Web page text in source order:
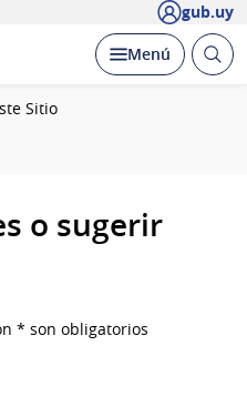
gub.uy
Desplegar
Menú Abrir
Sitio
o sugerir
* son obligatorios